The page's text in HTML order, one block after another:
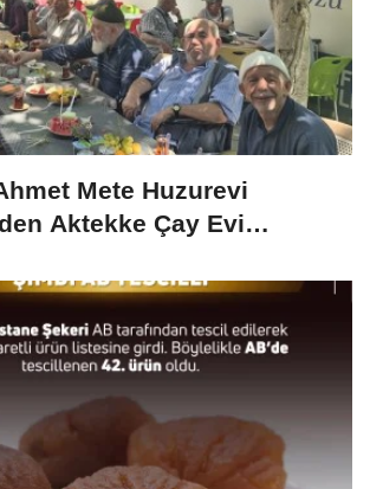
Mete Huzurevi
Aktekke Çay Evi